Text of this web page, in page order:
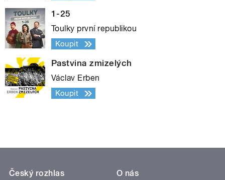
1-25
Toulky první republikou
Koupit
Pastvina zmizelých
Václav Erben
Koupit
Český rozhlas
O nás